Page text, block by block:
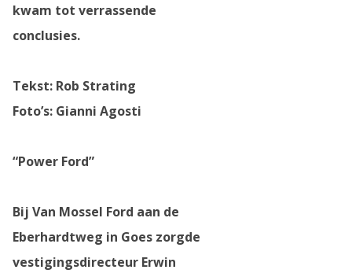
kwam tot verrassende
conclusies.
Tekst: Rob Strating
Foto’s: Gianni Agosti
“Power Ford”
Bij Van Mossel Ford aan de
Eberhardtweg in Goes zorgde
vestigingsdirecteur Erwin